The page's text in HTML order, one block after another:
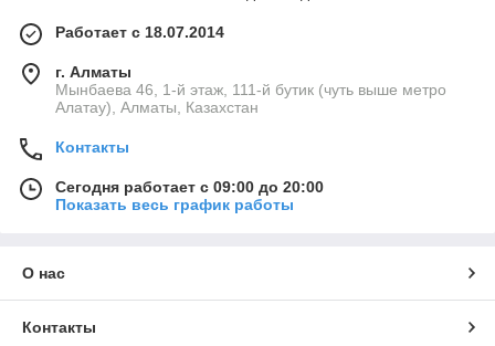
Работает с 18.07.2014
г. Алматы
Мынбаева 46, 1-й этаж, 111-й бутик (чуть выше метро
Алатау), Алматы, Казахстан
Контакты
Сегодня работает с 09:00 до 20:00
Показать весь график работы
О нас
Контакты